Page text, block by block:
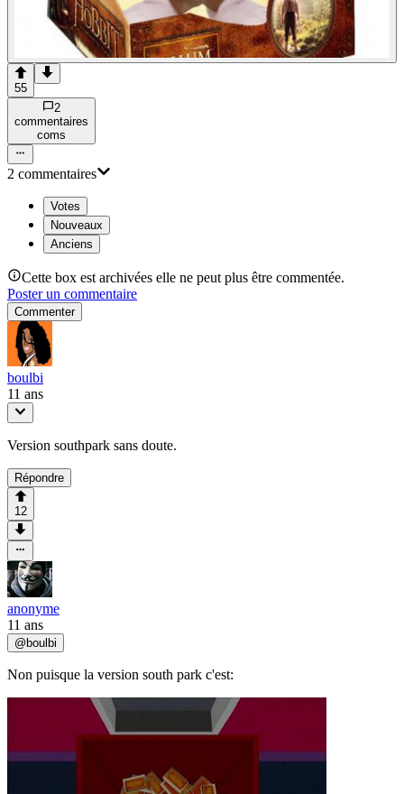
55
2
commentaires
coms
2 commentaires
Votes
Nouveaux
Anciens
Cette box est archivées elle ne peut plus être commentée.
Poster un commentaire
Commenter
boulbi
11 ans
Version southpark sans doute.
Répondre
12
anonyme
11 ans
@boulbi
Non puisque la version south park c'est: